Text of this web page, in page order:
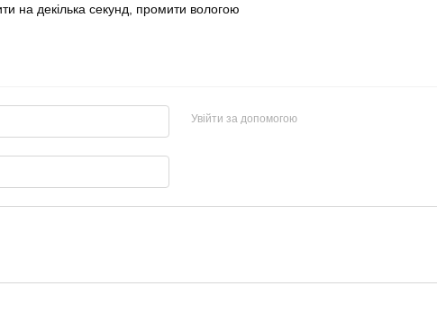
на декілька секунд, промити вологою
Увійти за допомогою